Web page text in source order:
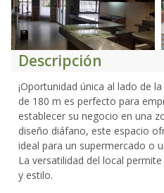
Descripción
¡Oportunidad única al lado de
de 180 m es perfecto para
establecer su negocio en una
diseño diáfano, este espacio
ideal para un supermercado o
La versatilidad del local
y estilo.